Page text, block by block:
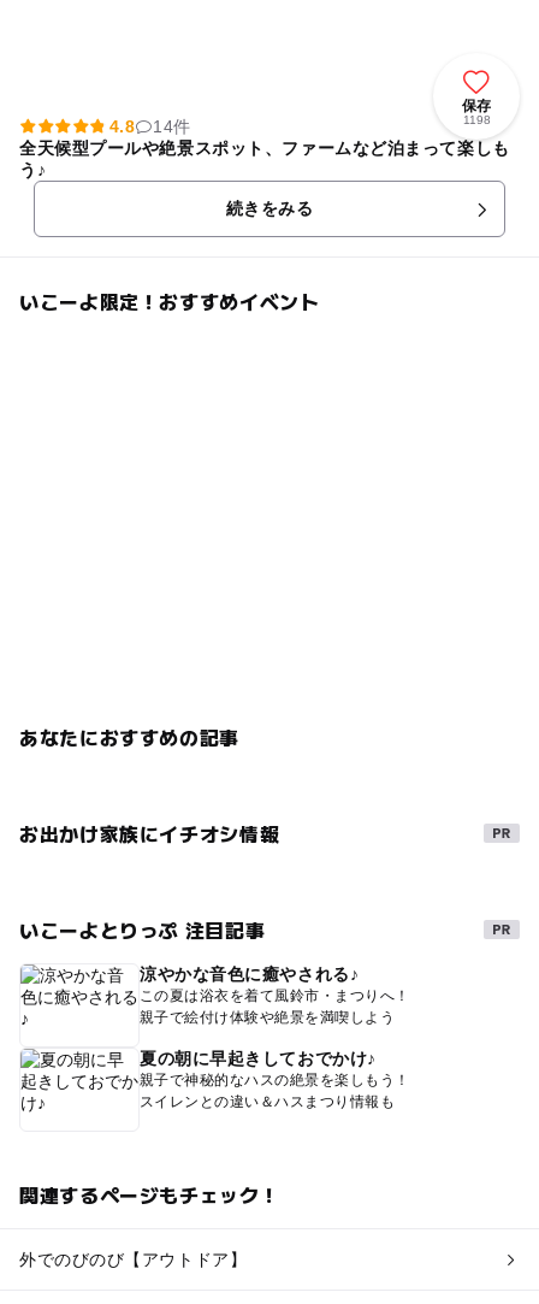
保存
1198
4.8
14件
全天候型プールや絶景スポット、ファームなど泊まって楽しも
う♪
続きをみる
いこーよ限定！おすすめイベント
あなたにおすすめの記事
お出かけ家族にイチオシ情報
いこーよとりっぷ 注目記事
涼やかな音色に癒やされる♪
この夏は浴衣を着て風鈴市・まつりへ！
親子で絵付け体験や絶景を満喫しよう
夏の朝に早起きしておでかけ♪
親子で神秘的なハスの絶景を楽しもう！
スイレンとの違い＆ハスまつり情報も
関連するページもチェック！
外でのびのび【アウトドア】